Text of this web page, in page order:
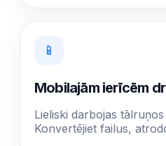
📱
Mobilajām ierīcēm
Lieliski darbojas
Konvertējiet failus,